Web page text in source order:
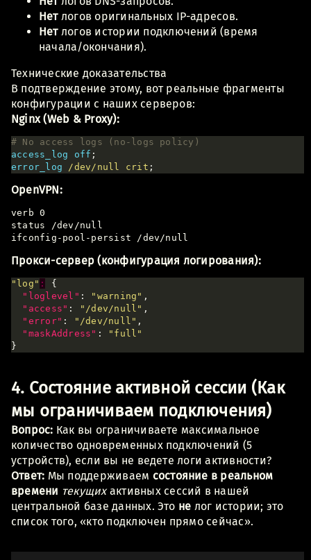
Нетлогов оригинальных IP-адресов.
Нетлогов истории подключений (время
начала/окончания).
Технические доказательства
В подтверждение этому, вот реальные фрагменты
конфигурации с наших серверов:
Nginx (Web & Proxy):
access_log
off
error_log
/dev/null crit
OpenVPN:
verb 0
status /dev/null
Прокси-сервер (конфигурация логирования):
"log" :
"loglevel" : "warning"
"access" : "/dev/null"
"error" : "/dev/null"
"maskAddress" :
"full"
4. Состояние активной сессии (Как
мы ограничиваем подключения)
Вопрос: Как вы ограничиваете максимальное
количество одновременных подключений (5
устройств), если вы не ведете логи активности?
Ответ: Мы поддерживаем состояние в реальном
времени текущихактивных сессий в нашей
центральной базе данных. Это не лог истории; это
список того, «кто подключен прямо сейчас».